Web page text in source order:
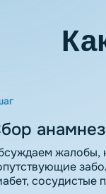
жалобы,
сосудистые